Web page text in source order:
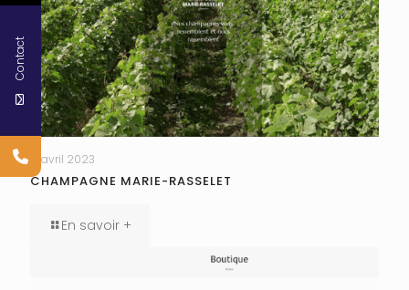
17 avril 2023
CHAMPAGNE MARIE-RASSELET
En savoir +
Contact